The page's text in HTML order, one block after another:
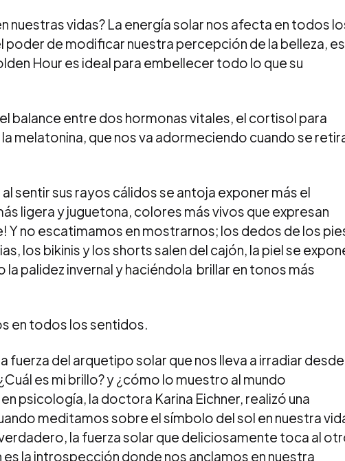
nuestras vidas? La energía solar nos afecta en todos
poder de modificar nuestra percepción de la belleza, es
Hour es ideal para embellecer todo lo que su
balance entre dos hormonas vitales, el cortisol para
melatonina, que nos va adormeciendo cuando se
sentir sus rayos cálidos se antoja exponer más el
ligera y juguetona, colores más vivos que expresan
Y no escatimamos en mostrarnos; los dedos de los
los bikinis y los shorts salen del cajón, la piel se
palidez invernal y haciéndola brillar en tonos más
en todos los sentidos.
fuerza del arquetipo solar que nos lleva a irradiar desde
es mi brillo? y ¿cómo lo muestro al mundo
psicología, la doctora Karina Eichner, realizó una
meditamos sobre el símbolo del sol en nuestra
la fuerza solar que deliciosamente toca al
es la introspección donde nos anclamos en nuestra